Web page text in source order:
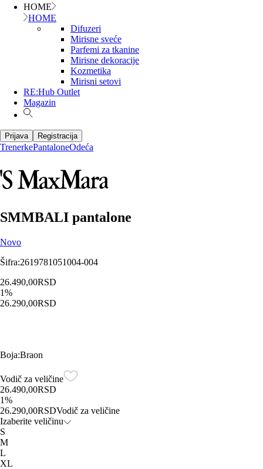
HOME
HOME
Difuzeri
Mirisne sveće
Parfemi za tkanine
Mirisne dekoracije
Kozmetika
Mirisni setovi
RE:Hub Outlet
Magazin
Prijava Registracija
TrenerkePantaloneOdeća
SMMBALI pantalone
Novo
Šifra:2619781051004-004
26.490,00RSD
1%
26.290,00RSD
Boja:Braon
Vodič za veličine
26.490,00RSD
1%
26.290,00RSDVodič za veličine
Izaberite veličinu
S
M
L
XL